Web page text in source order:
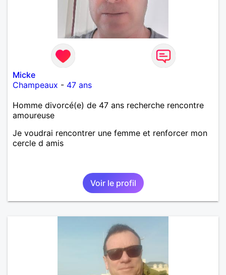
Micke
Champeaux - 47 ans
Homme divorcé(e) de 47 ans recherche rencontre
amoureuse
Je voudrai rencontrer une femme et renforcer mon
cercle d amis
Voir le profil